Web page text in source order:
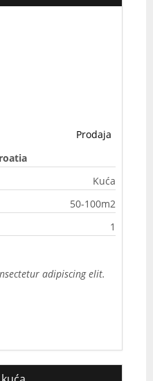
Prodaja
Kuća
50-100m2
1
adipiscing elit.